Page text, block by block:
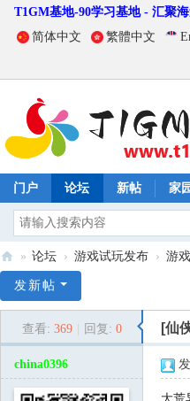
T1GM基地-90学习基地 - 汇聚
简体中文
繁體中文
门户 论坛 新帖 家
1
» 论坛 › 游戏试玩发布 › 游
发新帖
查看: 369 回复: 0 [仙
china0396